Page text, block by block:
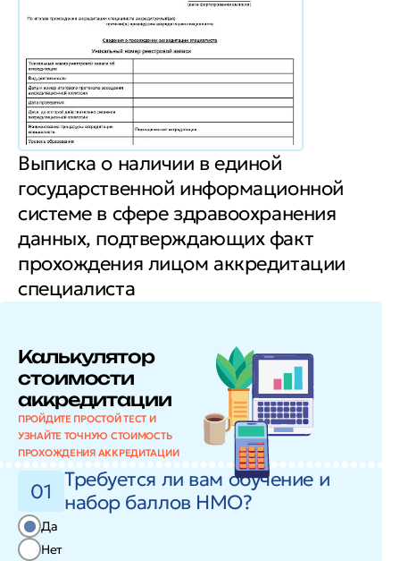
Выписка о наличии в единой
государственной информационной
системе в сфере здравоохранения
данных, подтверждающих факт
прохождения лицом аккредитации
специалиста
Калькулятор
стоимости
аккредитации
ПРОЙДИТЕ ПРОСТОЙ ТЕСТ И
УЗНАЙТЕ ТОЧНУЮ СТОИМОСТЬ
ПРОХОЖДЕНИЯ АККРЕДИТАЦИИ
01 Требуется ли вам обучение и
набор баллов НМО?
Да
Нет